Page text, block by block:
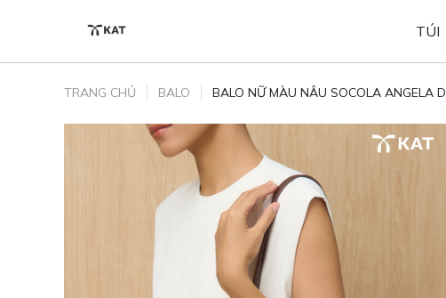
TÚI
TRANG CHỦ BALO BALO NỮ MÀU NÂU SOCOLA ANGELA